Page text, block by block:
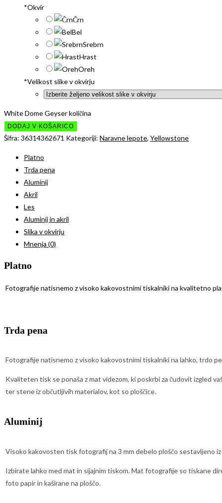
*Okvir
Črn
Bel
Srebrn
Hrast
Oreh
*Velikost slike v okvirju
White Dome Geyser količina
DODAJ V KOŠARICO
Šifra: 36314362671 Kategoriji: Naravne lepote, Yellowstone
Platno
Trda pena
Aluminij
Akril
Les
Aluminij in akril
Slika v okvirju
Mnenja (0)
Platno
Fotografije natisnemo z visoko kakovostnimi tiskalniki na kvalitetno
Trda pena
Fotografije natisnemo z visoko kakovostnimi tiskalniki na lahko, trdo
Kvaliteten tisk se ponaša z mat videzom, ki poskrbi za čudovit izgled
ter stene iz občutljivih materialov, kot so ploščice.
Aluminij
Visoko kakovosten tisk fotografij na 3 mm debelo ploščo sestavljeno
Izbirate lahko med mat in sijajnim tiskom. Mat fotografije so tiskane
foto papir in kaširane na ploščo.